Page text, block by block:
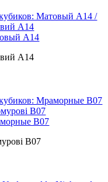
А14
А14
B07
B07